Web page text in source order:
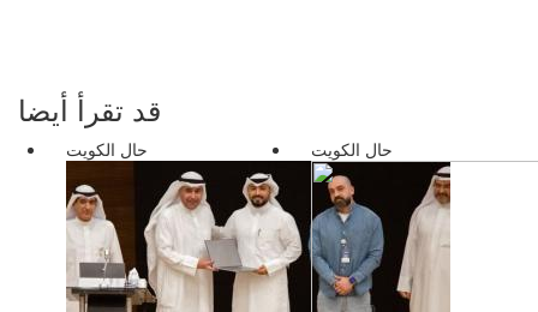
قد تقرأ أيضا
حال الكويت حال الكويت